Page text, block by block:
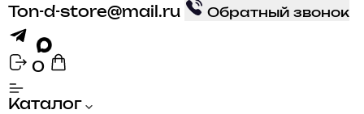
Ton-d-store@mail.ru
Обратный звонок
0
Каталог